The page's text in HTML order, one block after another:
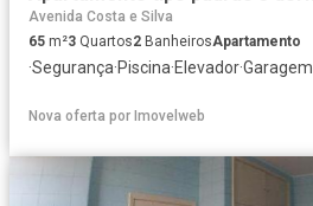
Avenida Costa e Silva
65 m²3 Quartos2 BanheirosApartamento
·Segurança·Piscina·Elevador·Garagem
Nova oferta por Imovelweb